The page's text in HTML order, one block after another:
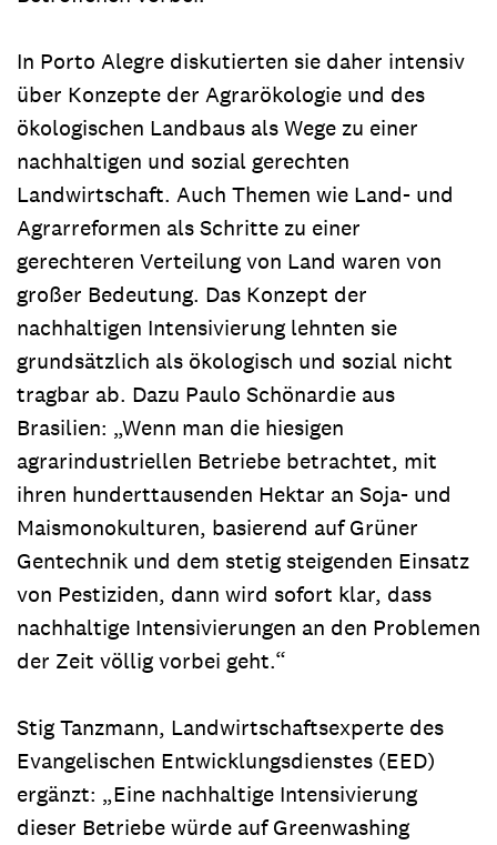
In Porto Alegre diskutierten sie daher intensiv
über Konzepte der Agrarökologie und des
ökologischen Landbaus als Wege zu einer
nachhaltigen und sozial gerechten
Landwirtschaft. Auch Themen wie Land- und
Agrarreformen als Schritte zu einer
gerechteren Verteilung von Land waren von
großer Bedeutung. Das Konzept der
nachhaltigen Intensivierung lehnten sie
grundsätzlich als ökologisch und sozial nicht
tragbar ab. Dazu Paulo Schönardie aus
Brasilien: „Wenn man die hiesigen
agrarindustriellen Betriebe betrachtet, mit
ihren hunderttausenden Hektar an Soja- und
Maismonokulturen, basierend auf Grüner
Gentechnik und dem stetig steigenden Einsatz
von Pestiziden, dann wird sofort klar, dass
nachhaltige Intensivierungen an den Problemen
der Zeit völlig vorbei geht.“
Stig Tanzmann, Landwirtschaftsexperte des
Evangelischen Entwicklungsdienstes (EED)
ergänzt: „Eine nachhaltige Intensivierung
dieser Betriebe würde auf Greenwashing